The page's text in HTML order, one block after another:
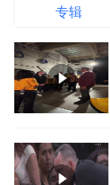
专辑